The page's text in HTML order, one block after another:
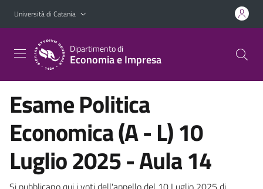
Vai al contenuto principale
Vai al menu di navigazione
Università di Catania
Dipartimento di
Economia e Impresa
Esame Politica
Economica (A - L) 10
Luglio 2025 - Aula 14